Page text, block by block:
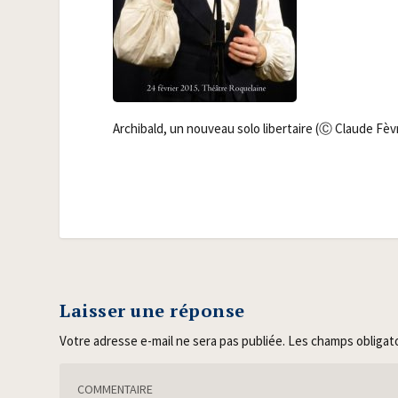
Archi­bald, un nou­veau solo liber­taire (Ⓒ Claude
Laisser une réponse
Votre adresse e-mail ne sera pas publiée. Les champs